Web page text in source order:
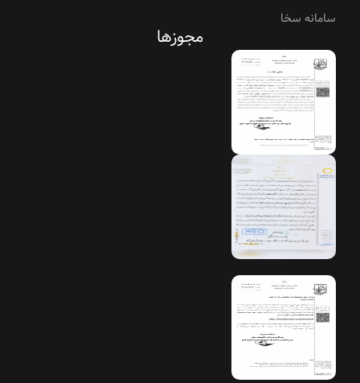
سامانه سخا
مجوزها